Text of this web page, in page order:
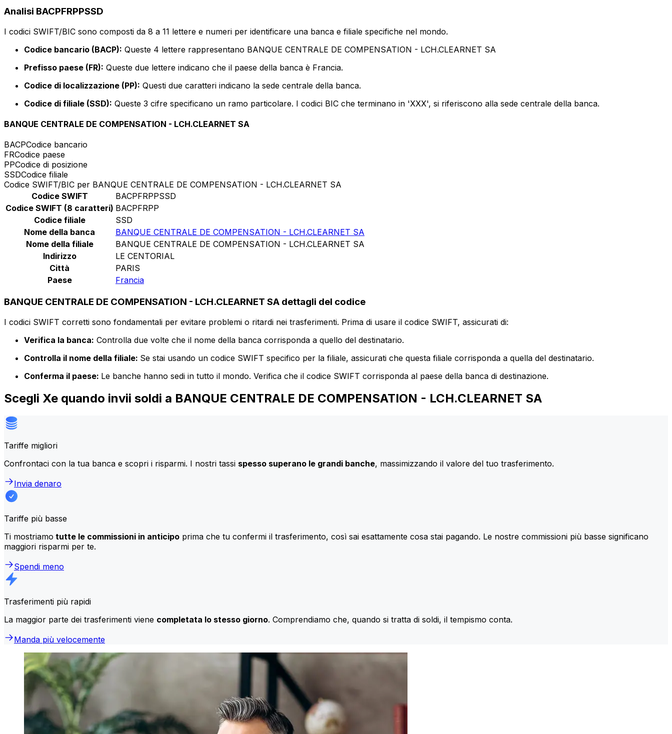
Analisi BACPFRPPSSD
I codici SWIFT/BIC sono composti da 8 a 11 lettere e numeri per identificare una banca e filiale specifiche nel mondo.
Codice bancario (BACP): Queste 4 lettere rappresentano BANQUE CENTRALE DE COMPENSATION - LCH.CLEARNET SA
Prefisso paese (FR): Queste due lettere indicano che il paese della banca è Francia.
Codice di localizzazione (PP): Questi due caratteri indicano la sede centrale della banca.
Codice di filiale (SSD): Queste 3 cifre specificano un ramo particolare. I codici BIC che terminano in 'XXX', si riferiscono alla sede centrale della banca.
BANQUE CENTRALE DE COMPENSATION - LCH.CLEARNET SA
BACPCodice bancario
FRCodice paese
PPCodice di posizione
SSDCodice filiale
Codice SWIFT/BIC per BANQUE CENTRALE DE COMPENSATION - LCH.CLEARNET SA
Codice SWIFT
BACPFRPPSSD
Codice SWIFT (8 caratteri) BACPFRPP
Codice filiale
SSD
Nome della banca
BANQUE CENTRALE DE COMPENSATION - LCH.CLEARNET SA
Nome della filiale
BANQUE CENTRALE DE COMPENSATION - LCH.CLEARNET SA
Indirizzo
LE CENTORIAL
Città
PARIS
Paese
Francia
BANQUE CENTRALE DE COMPENSATION - LCH.CLEARNET SA dettagli del codice
I codici SWIFT corretti sono fondamentali per evitare problemi o ritardi nei trasferimenti. Prima di usare il codice SWIFT, assicurati di:
Verifica la banca: Controlla due volte che il nome della banca corrisponda a quello del destinatario.
Controlla il nome della filiale: Se stai usando un codice SWIFT specifico per la filiale, assicurati che questa filiale corrisponda a quella del destinatario.
Conferma il paese: Le banche hanno sedi in tutto il mondo. Verifica che il codice SWIFT corrisponda al paese della banca di destinazione.
Scegli Xe quando invii soldi a BANQUE CENTRALE DE COMPENSATION - LCH.CLEARNET SA
Tariffe migliori
Confrontaci con la tua banca e scopri i risparmi. I nostri tassi spesso superano le grandi banche, massimizzando il valore del tuo trasferimento.
Invia denaro
Tariffe più basse
Ti mostriamo tutte le commissioni in anticipo prima che tu confermi il trasferimento, così sai esattamente cosa stai pagando. Le nostre commissioni più basse significano
maggiori risparmi per te.
Spendi meno
Trasferimenti più rapidi
La maggior parte dei trasferimenti viene completata lo stesso giorno. Comprendiamo che, quando si tratta di soldi, il tempismo conta.
Manda più velocemente